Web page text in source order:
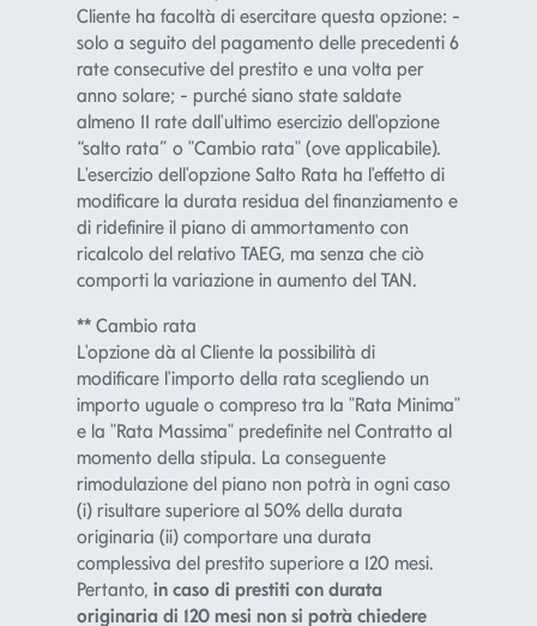
solo a seguito del pagamento delle precedenti 6
rate consecutive del prestito e una volta per
anno solare; - purché siano state saldate
almeno 11 rate dall'ultimo esercizio dell'opzione
“salto rata” o "Cambio rata" (ove applicabile).
L'esercizio dell'opzione Salto Rata ha l'effetto di
modificare la durata residua del finanziamento e
di ridefinire il piano di ammortamento con
ricalcolo del relativo TAEG, ma senza che ciò
comporti la variazione in aumento del TAN.
Cambio rata
L'opzione dà al Cliente la possibilità di
modificare l'importo della rata scegliendo un
importo uguale o compreso tra la "Rata Minima"
e la "Rata Massima" predefinite nel Contratto al
momento della stipula. La conseguente
rimodulazione del piano non potrà in ogni caso
(i) risultare superiore al 50% della durata
originaria (ii) comportare una durata
complessiva del prestito superiore a 120 mesi.
Pertanto,in caso di prestiti con durata
originaria di 120 mesi non si potrà chiedere
una variazione in diminuzione della rata che